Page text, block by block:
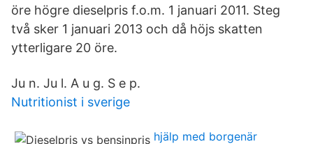
öre högre dieselpris f.o.m. 1 januari 2011. Steg
två sker 1 januari 2013 och då höjs skatten
ytterligare 20 öre.
Ju n. Ju l. A u g. S e p.
Nutritionist i sverige
hjälp med borgenär